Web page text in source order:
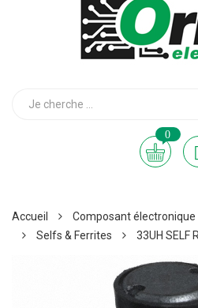
0
Accueil Composant électronique
Selfs & Ferrites
33UH SELF